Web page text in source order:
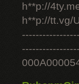
h**p://
h**p://tt.vg/
-----------------
-----------------